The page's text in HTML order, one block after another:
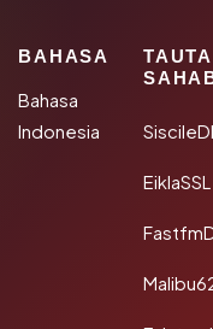
BAHASA
Bahasa
Indonesia
EiklaSSL